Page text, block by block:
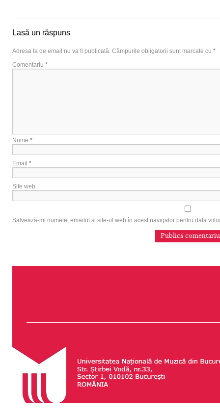
Lasă un răspuns
Adresa ta de email nu va fi publicată. Câmpurile obligatorii sunt marcate cu *
Comentariu *
Nume *
Email *
Site web
Salvează-mi numele, emailul și site-ul web în acest navigator pentru data